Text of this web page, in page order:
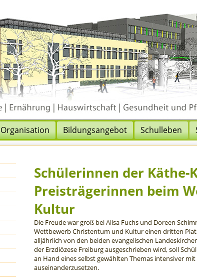
Bildungsangebot Schulleben
Schülerinnen der Käthe-
Preisträgerinnen beim
Kultur
Die Freude war groß bei Alisa Fuchs und Doreen
Wettbewerb Christentum und Kultur einen dritten
alljährlich von den beiden evangelischen
der Erzdiözese Freiburg ausgeschrieben wird, soll
an Hand eines selbst gewählten Themas intensiver
auseinanderzusetzen.